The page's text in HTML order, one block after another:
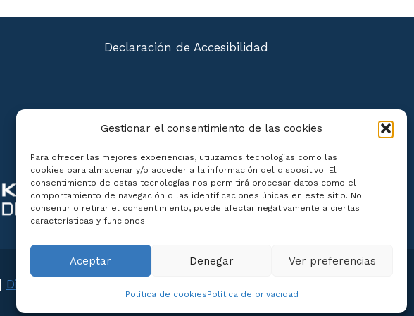
Gestionar el consentimiento de las cookies
Para ofrecer las mejores experiencias, utilizamos tecnologías como las
cookies para almacenar y/o acceder a la información del dispositivo. El
consentimiento de estas tecnologías nos permitirá procesar datos como el
comportamiento de navegación o las identificaciones únicas en este sitio. No
consentir o retirar el consentimiento, puede afectar negativamente a ciertas
características y funciones.
Aceptar Denegar Ver preferencias
Política de cookiesPolítica de privacidad
Declaración de Accesibilidad
Diseño Web